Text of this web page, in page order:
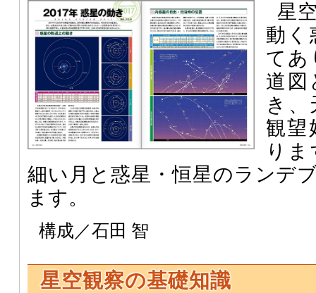
星
動く
てあ
道図
き
観望
り
細い月と惑星・恒星のランデ
ます。
構成／石田 智
星空観察の基礎知識